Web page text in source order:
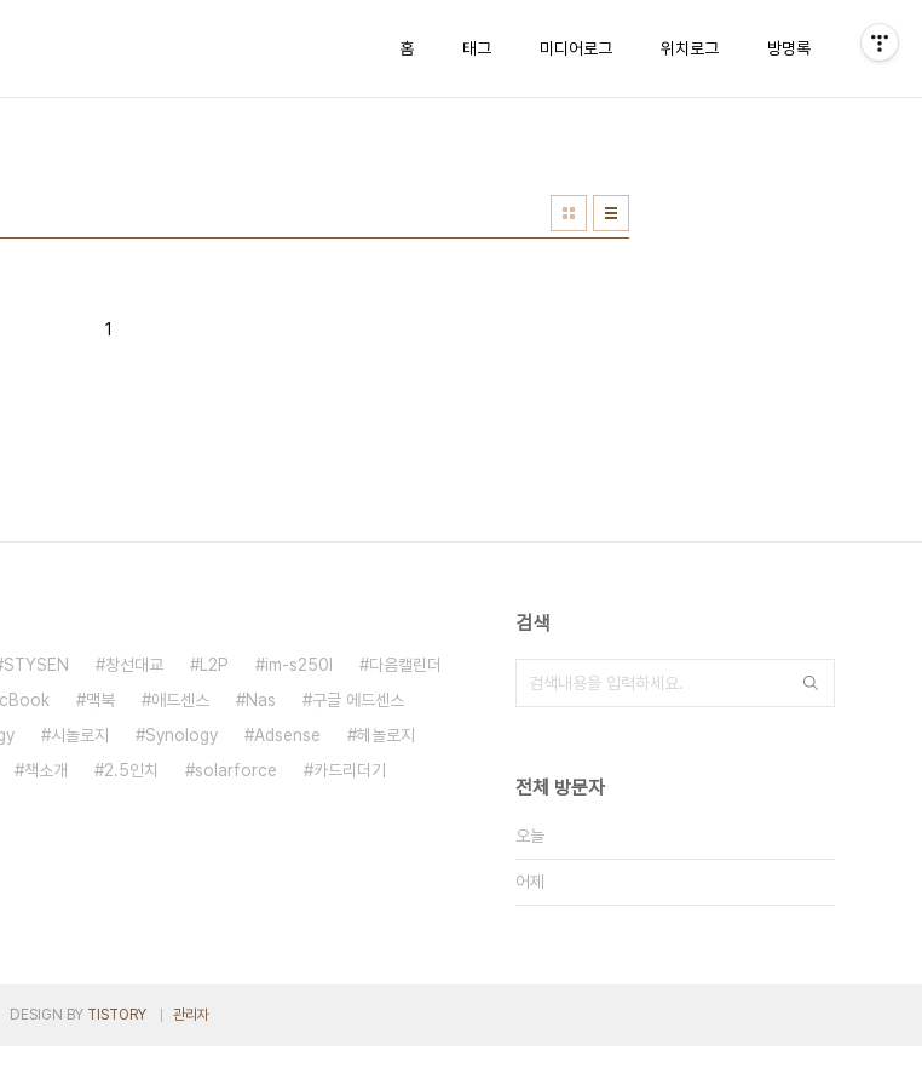
홈 태그 미디어로그 위치로그 방명록
1
STYSEN 창선대교 L2P im-s250l
다음캘린더
맥북 애드센스 Nas
구글 에드센스
시놀로지 Synology Adsense
헤놀로지
책소개 2.5인치 solarforce
카드리더기
검색
전체 방문자
오늘
어제
DESIGN BY TISTORY 관리자